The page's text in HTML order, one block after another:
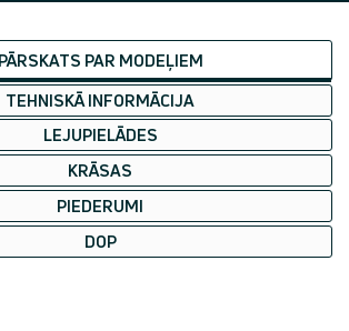
PĀRSKATS PAR MODEĻIEM
TEHNISKĀ INFORMĀCIJA
LEJUPIELĀDES
KRĀSAS
PIEDERUMI
DOP